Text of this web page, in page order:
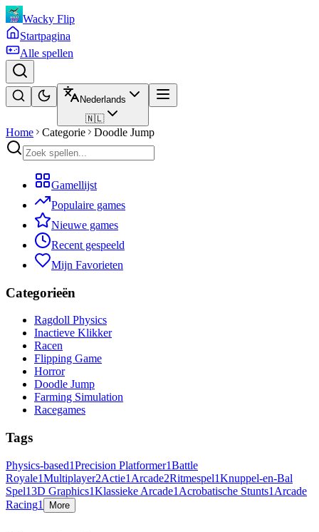
Wacky Flip
Startpagina
Alle spellen
Nederlands
🇳🇱
Home Categorie Doodle Jump
Gamellijst
Populaire games
Nieuwe games
Recent gespeeld
Mijn Favorieten
Categorieën
Ragdoll Physics
Inactieve Klikker
Racen
Flipping Game
Horror
Doodle Jump
Farming Simulation
Racegames
Tags
Physics-based1Precision Platformer1Battle
Royale1Multiplayer2Actie1 Arcade2Ritmespel1Knuppel-en-Bal
Spel13D Graphics1Klassieke Arcade1 Acrobatische Stunts1 Arcade
Racing1 More